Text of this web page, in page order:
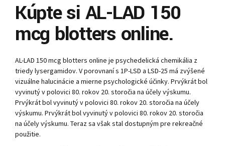
Kúpte si AL-LAD 150
mcg blotters online.
AL-LAD 150 mcg blotters online je psychedelická chemikália z
triedy lysergamidov. V porovnaní s 1P-LSD a LSD-25 má zvýšené
vizuálne halucinácie a mierne psychologické účinky. Prvýkrát bol
vyvinutý v polovici 80. rokov 20. storočia na účely výskumu.
Prvýkrát bol vyvinutý v polovici 80. rokov 20. storočia na účely
výskumu. Prvýkrát bol vyvinutý v polovici 80. rokov 20. storočia
na účely výskumu. Teraz sa však stal dostupným pre rekreačné
použitie.